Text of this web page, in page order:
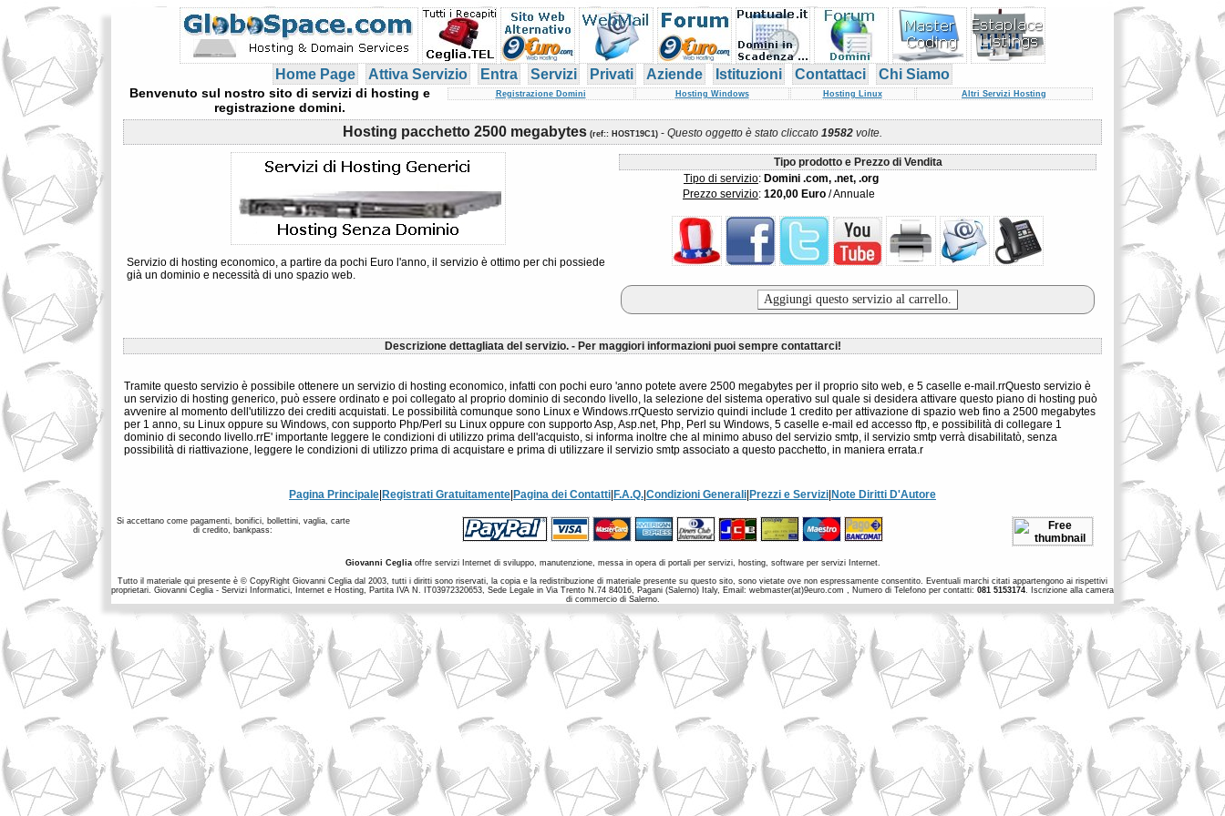
Home Page Attiva Servizio Entra Servizi Privati Aziende Istituzioni Contattaci Chi Siamo
Benvenuto sul nostro sito di servizi di hosting e
registrazione domini.
Registrazione Domini Hosting Windows Hosting Linux Altri Servizi Hosting
Hosting pacchetto 2500 megabytes (ref:: HOST19C1) - Questo oggetto è stato cliccato 19582 volte.
Servizio di hosting economico, a partire da pochi Euro l'anno, il servizio è ottimo per chi possiede
già un dominio e necessità di uno spazio web.
Tipo prodotto e Prezzo di Vendita
Tipo di servizio: Domini .com, .net, .org
Prezzo servizio: 120,00 Euro / Annuale
Descrizione dettagliata del servizio. - Per maggiori informazioni puoi sempre contattarci!
Tramite questo servizio è possibile ottenere un servizio di hosting economico, infatti con pochi euro 'anno potete avere 2500 megabytes per il proprio sito web, e 5 caselle e-mail.rrQuesto servizio è
un servizio di hosting generico, può essere ordinato e poi collegato al proprio dominio di secondo livello, la selezione del sistema operativo sul quale si desidera attivare questo piano di hosting può
avvenire al momento dell'utilizzo dei crediti acquistati. Le possibilità comunque sono Linux e Windows.rrQuesto servizio quindi include 1 credito per attivazione di spazio web fino a 2500 megabytes
per 1 anno, su Linux oppure su Windows, con supporto Php/Perl su Linux oppure con supporto Asp, Asp.net, Php, Perl su Windows, 5 caselle e-mail ed accesso ftp, e possibilità di collegare 1
dominio di secondo livello.rrE' importante leggere le condizioni di utilizzo prima dell'acquisto, si informa inoltre che al minimo abuso del servizio smtp, il servizio smtp verrà disabilitatò, senza
possibilità di riattivazione, leggere le condizioni di utilizzo prima di acquistare e prima di utilizzare il servizio smtp associato a questo pacchetto, in maniera errata.r
Pagina Principale Registrati Gratuitamente Pagina dei Contatti F.A.Q. Condizioni Generali Prezzi e Servizi Note Diritti D'Autore
Si accettano come pagamenti, bonifici, bollettini, vaglia, carte
di credito, bankpass:
Giovanni Cegliaoffre servizi Internet di sviluppo, manutenzione, messa in opera di portali per servizi, hosting, software per servizi Internet.
Tutto il materiale qui presente è © CopyRight Giovanni Ceglia dal 2003, tutti i diritti sono riservati, la copia e la redistribuzione di materiale presente su questo sito, sono vietate ove non espressamente consentito. Eventuali marchi citati appartengono ai rispettivi
proprietari. Giovanni Ceglia - Servizi Informatici, Internet e Hosting, Partita IVA N. IT03972320653, Sede Legale in Via Trento N.74 84016, Pagani (Salerno) Italy, Email: webmaster(at)9euro.com , Numero di Telefono per contatti: 081 5153174. Iscrizione alla camera
di commercio di Salerno.